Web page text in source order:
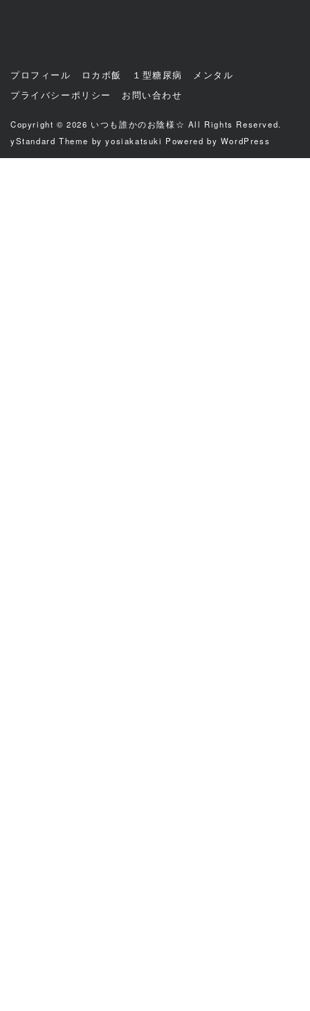
プロフィール ロカボ飯 １型糖尿病
メンタル
プライバシーポリシー
お問い合わせ
Copyright © 2026 いつも誰かのお陰様☆ All Rights Reserved.
yStandard Theme byyosiakatsuki Powered by WordPress